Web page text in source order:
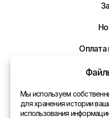
Напишите нам
Оплата
Политика
Общая
Мы используем
для хранения истории
использования